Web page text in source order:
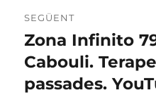
SEGÜENT
Entrada
següent:
Zona Infinito
Cabouli.
passades.